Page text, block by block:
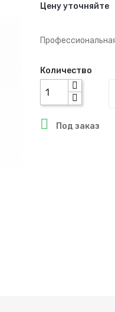
Цену уточняйте
Количество
 Под заказ